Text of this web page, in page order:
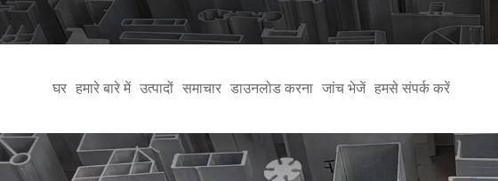
घर हमारे बारे में उत्पादों समाचार डाउनलोड करना जांच भेजें हमसे संपर्क करें